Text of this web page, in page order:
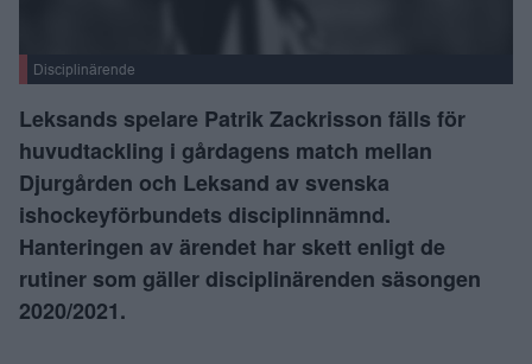
Disciplinärende
Leksands spelare Patrik Zackrisson fälls för
huvudtackling i gårdagens match mellan
Djurgården och Leksand av svenska
ishockeyförbundets disciplinnämnd.
Hanteringen av ärendet har skett enligt de
rutiner som gäller disciplinärenden säsongen
2020/2021.